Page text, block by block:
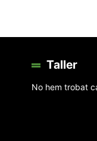
Taller
No hem trobat